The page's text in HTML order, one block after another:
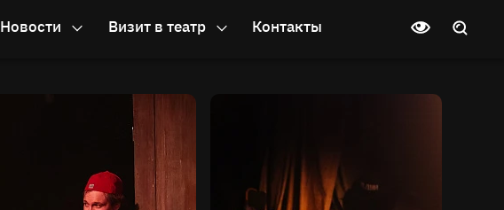
Новости Визит в театр Контакты